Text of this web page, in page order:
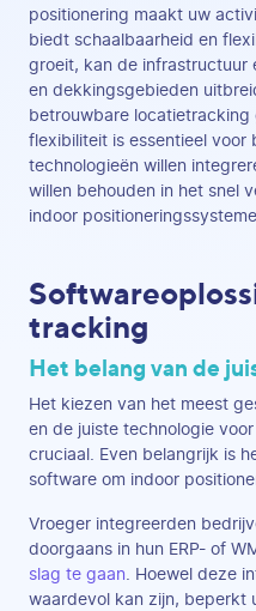
positionering maakt uw
biedt schaalbaarheid en
groeit, kan de infrastructuur
en dekkingsgebieden
betrouwbare
flexibiliteit is essentieel voor
technologieën willen
willen behouden in het snel
indoor
tracking
Het belang van de
Het kiezen van het meest
en de juiste technologie
cruciaal. Even belangrijk is
software om indoor
Vroeger integreerden
doorgaans in hun ERP- of
slag te gaan. Hoewel deze
waardevol kan zijn, beperkt